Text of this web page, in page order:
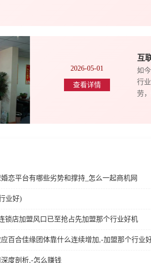
2026-05-01
查看详情
互
如
行
劳
恋平台有哪些劣势和撑持_怎么一起商机网
业好)
锁店加盟风口已至抢占先加盟那个行业好机
百合佳缘团体靠什么连续增加,-加盟那个行业
度剖析,-怎么赚钱